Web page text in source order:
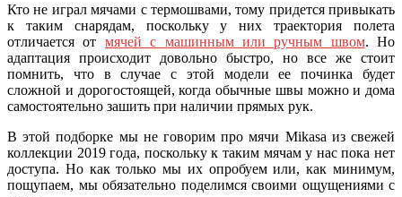
Кто не играл мячами с термошвами, тому придется привыкать
к таким снарядам, поскольку у них траектория полета
отличается от мячей с машинным или ручным швом. Но
адаптация происходит довольно быстро, но все же стоит
помнить, что в случае с этой модели ее починка будет
сложной и дорогостоящей, когда обычные швы можно и дома
самостоятельно зашить при наличии прямых рук.
В этой подборке мы не говорим про мячи Mikasa из свежей
коллекции 2019 года, поскольку к таким мячам у нас пока нет
доступа. Но как только мы их опробуем или, как минимум,
пощупаем, мы обязательно поделимся своими ощущениями с